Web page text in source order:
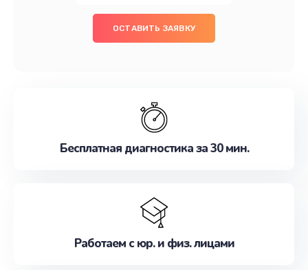
ОСТАВИТЬ ЗАЯВКУ
Бесплатная диагностика за 30 мин.
Работаем с юр. и физ. лицами